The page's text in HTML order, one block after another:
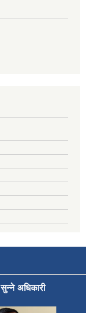
अधिकारी